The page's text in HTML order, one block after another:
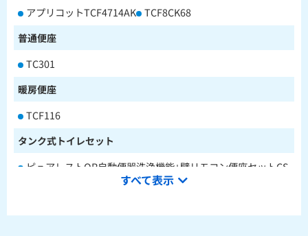
アプリコットTCF4714AK TCF8CK68
普通便座
TC301
暖房便座
TCF116
タンク式トイレセット
ピュアレストQR自動便器洗浄機能+壁リモコン便座セットCS
232BM+SH233BA+TCF4714AK
すべて表示